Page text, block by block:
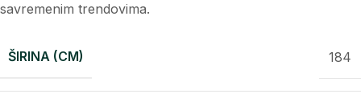
savremenim trendovima.
ŠIRINA (CM) 184